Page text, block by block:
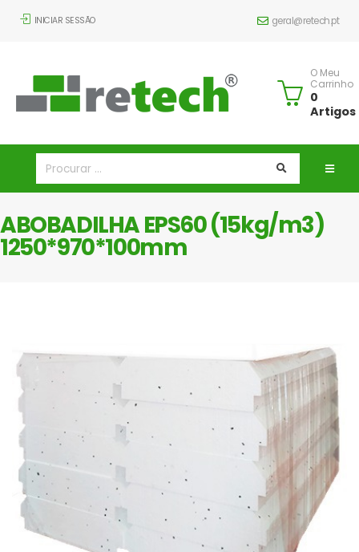
INICIAR SESSÃO geral@retech.pt
O Meu
Carrinho
0
Artigos
ABOBADILHA EPS60 (15kg/m3)
1250*970*100mm